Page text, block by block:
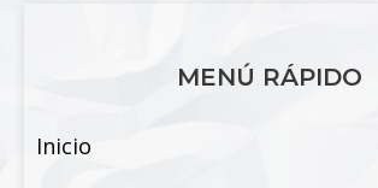
MENÚ RÁPIDO
Inicio